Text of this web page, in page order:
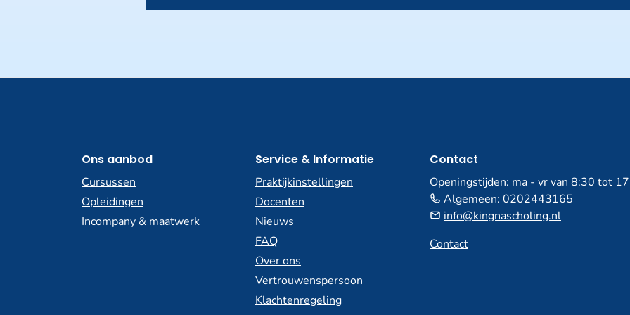
Ons aanbod
Cursussen
Opleidingen
Incompany & maatwerk
Service & Informatie
Praktijkinstellingen
Docenten
Nieuws
FAQ
Over ons
Vertrouwenspersoon
Klachtenregeling
Contact
Openingstijden: ma - vr van 8:30 tot
Algemeen: 0202443165
info@kingnascholing.nl
Contact